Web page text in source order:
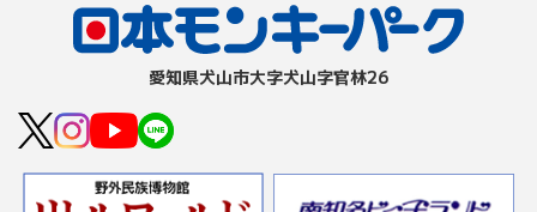
愛知県⽝⼭市⼤字⽝⼭字官林26